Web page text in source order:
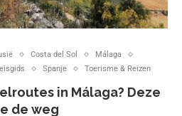
Costa del Sol
Málaga
Spanje Toerisme & Reizen
in Málaga? Deze
de weg